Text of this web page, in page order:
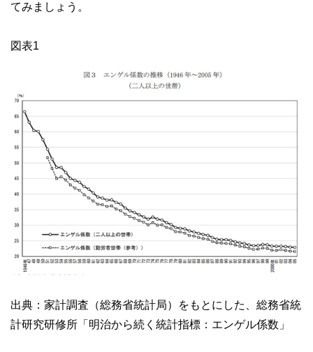
てみましょう。
図表1
出典：家計調査（総務省統計局）をもとにした、総務省統
計研究研修所「明治から続く統計指標：エンゲル係数」